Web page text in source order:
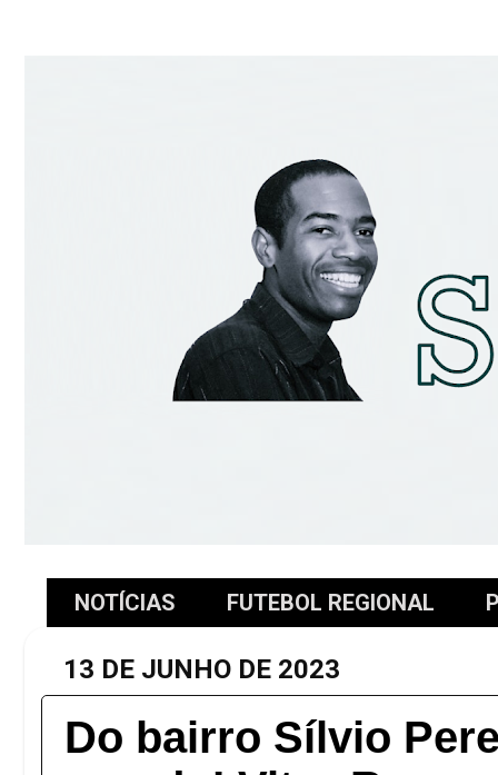
NOTÍCIAS FUTEBOL REGIONAL
13 DE JUNHO DE 2023
Do bairro Sílvio